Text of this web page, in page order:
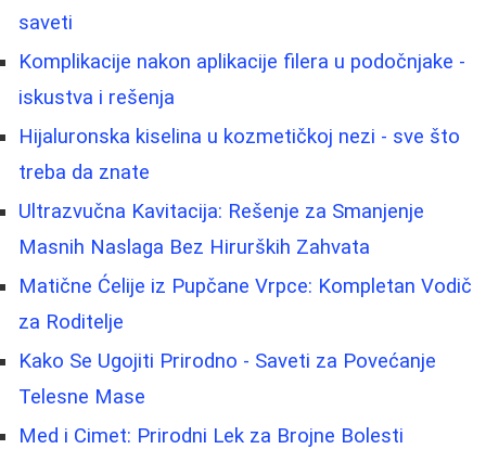
saveti
Komplikacije nakon aplikacije filera u podočnjake -
iskustva i rešenja
Hijaluronska kiselina u kozmetičkoj nezi - sve što
treba da znate
Ultrazvučna Kavitacija: Rešenje za Smanjenje
Masnih Naslaga Bez Hirurških Zahvata
Matične Ćelije iz Pupčane Vrpce: Kompletan Vodič
za Roditelje
Kako Se Ugojiti Prirodno - Saveti za Povećanje
Telesne Mase
Med i Cimet: Prirodni Lek za Brojne Bolesti